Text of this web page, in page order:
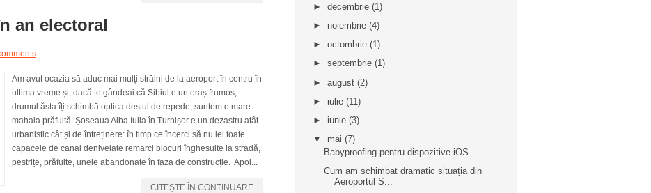
an electoral
Am avut ocazia să aduc mai mulți străini de la aeroport în centru în
ultima vreme și, dacă te gândeai că Sibiul e un oraș frumos,
drumul ăsta îți schimbă optica destul de repede, suntem o mare
mahala prăfuită. Șoseaua Alba Iulia în Turnișor e un dezastru atât
urbanistic cât și de întreținere: în timp ce încerci să nu iei toate
capacele de canal denivelate remarci blocuri înghesuite la stradă,
pestrițe, prăfuite, unele abandonate în faza de construcție. Apoi...
CITEȘTE ÎN CONTINUARE
► decembrie (1)
► noiembrie (4)
► octombrie (1)
► septembrie (1)
► august (2)
► iulie (11)
► iunie (3)
▼ mai (7)
Babyproofing pentru dispozitive iOS
Cum am schimbat dramatic situația din
Aeroportul S...